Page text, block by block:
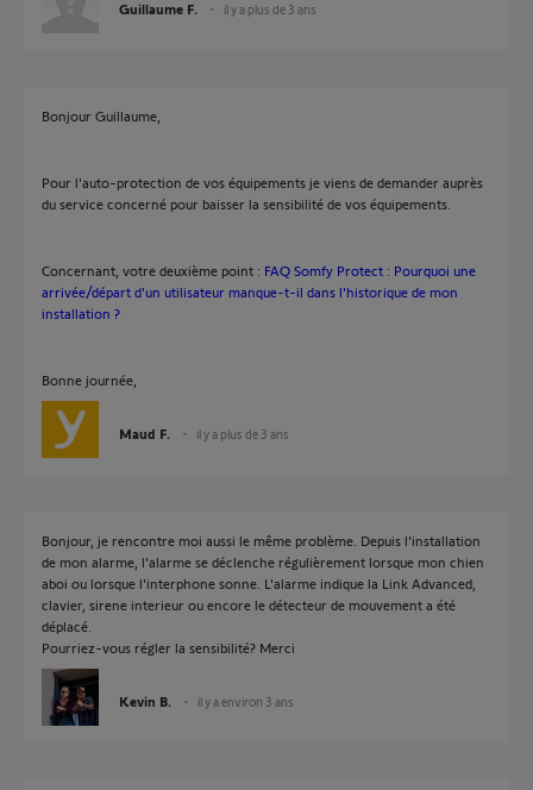
Guillaume F. il y a plus de 3 ans
Bonjour Guillaume,
Pour l'auto-protection de vos équipements je viens de demander auprès
du service concerné pour baisser la sensibilité de vos équipements.
Concernant, votre deuxième point : FAQ Somfy Protect : Pourquoi une
arrivée/départ d'un utilisateur manque-t-il dans l'historique de mon
installation ?
Bonne journée,
Maud F. il y a plus de 3 ans
Bonjour, je rencontre moi aussi le même problème. Depuis l'installation
de mon alarme, l'alarme se déclenche régulièrement lorsque mon chien
aboi ou lorsque l'interphone sonne. L'alarme indique la Link Advanced,
clavier, sirene interieur ou encore le détecteur de mouvement a été
déplacé.
Pourriez-vous régler la sensibilité? Merci
Kevin B. il y a environ 3 ans